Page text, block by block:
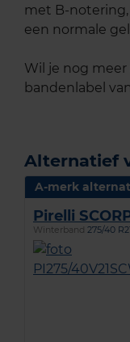
met B-
een normale
Wil je nog
bandenlabel
Alternatief
A-merk
Pirelli
Winterband 275/40